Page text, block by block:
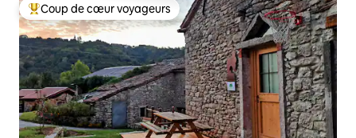
Coups de cœur voyageurs les plus appréciés
Coup de cœur voyageurs